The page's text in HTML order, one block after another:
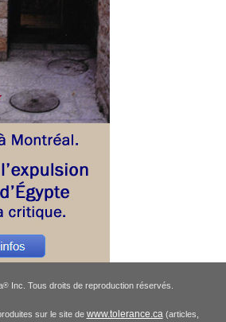
®Inc. Tous droits de reproduction réservés.
sur le site de www.tolerance.ca (articles,